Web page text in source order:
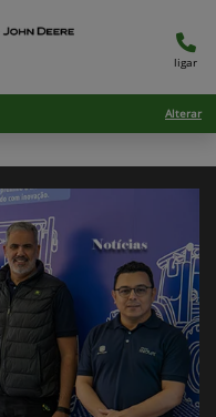
ligar
Alterar